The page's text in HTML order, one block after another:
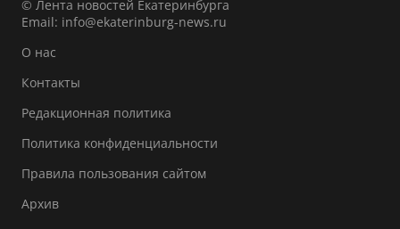
© Лента новостей Екатеринбурга
Email: info@ekaterinburg-news.ru
О нас
Контакты
Редакционная политика
Политика конфиденциальности
Правила пользования сайтом
Архив